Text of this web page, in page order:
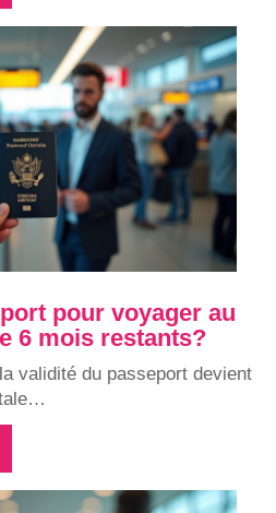
pour voyager au
6 mois restants?
validité du passeport devient
…